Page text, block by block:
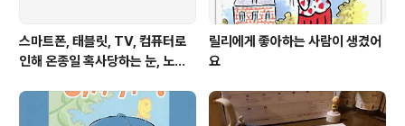
스마트폰, 태블릿, TV, 컴퓨터로
인해 온종일 혹사당하는 눈, 노안
릴리에게 좋아하는 사람이 생겼어
요